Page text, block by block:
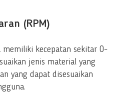
(RPM)
memiliki kecepatan sekitar 0-
jenis material yang
yang dapat disesuaikan